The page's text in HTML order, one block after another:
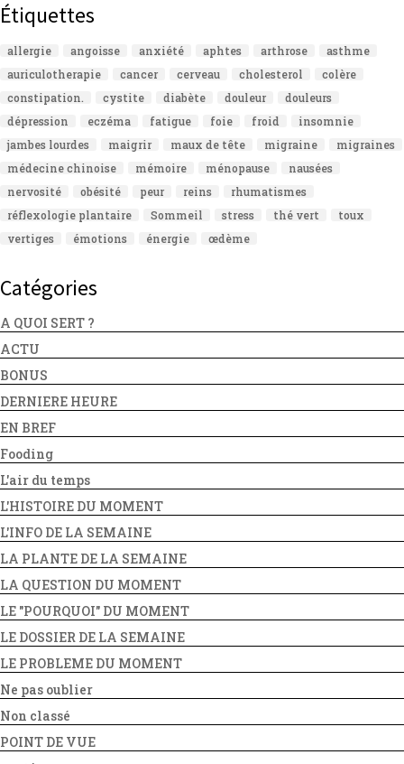
Étiquettes
allergie angoisse anxiété aphtes arthrose
asthme
auriculotherapie
cancer cerveau cholesterol
colère
constipation.
cystite diabète douleur
douleurs
dépression
eczéma fatigue foie froid
insomnie
jambes lourdes
maigrir maux de tête migraine
migraines
médecine chinoise
mémoire ménopause
nausées
nervosité
obésité peur reins
rhumatismes
réflexologie plantaire
Sommeil stress thé vert
toux
vertiges
émotions énergie œdème
Catégories
A QUOI SERT ?
ACTU
BONUS
DERNIERE HEURE
EN BREF
Fooding
L'air du temps
L'HISTOIRE DU MOMENT
L'INFO DE LA SEMAINE
LA PLANTE DE LA SEMAINE
LA QUESTION DU MOMENT
LE "POURQUOI" DU MOMENT
LE DOSSIER DE LA SEMAINE
LE PROBLEME DU MOMENT
Ne pas oublier
Non classé
POINT DE VUE